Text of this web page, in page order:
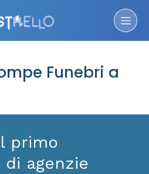
Funebri a
primo
agenzie